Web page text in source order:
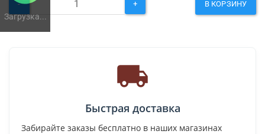
Загрузка...
- + В КОРЗИНУ
Быстрая доставка
Забирайте заказы бесплатно в наших магазинах